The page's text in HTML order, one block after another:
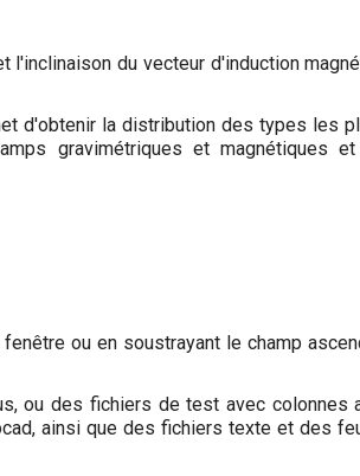
du vecteur d'induction
d'obtenir la distribution des types les
gravimétriques et magnétiques
ou en soustrayant le champ
ou des fichiers de test avec colonnes
ainsi que des fichiers texte et des